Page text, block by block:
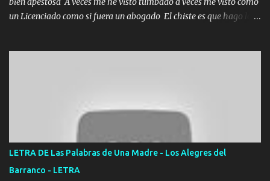
un Licenciado como si fuera un abogado El chiste es que hago lo
me fajó una Glock siempre armado todas las generaciones yo
traigo El chiste es que hago lo que quiero pues así soy me mandó
yo tengo el control a todos yo les paro el dedo soy hocicon un
malcriado un malandrón Que Les importa no saben nada falsas
las risas las que me miran hay gente corriente no quieren ve...
LETRA DE Las Palabras de Una Madre - Los Alegres del
Barranco - LETRA